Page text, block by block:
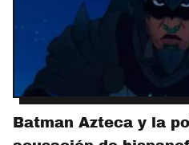
Batman Azteca y la